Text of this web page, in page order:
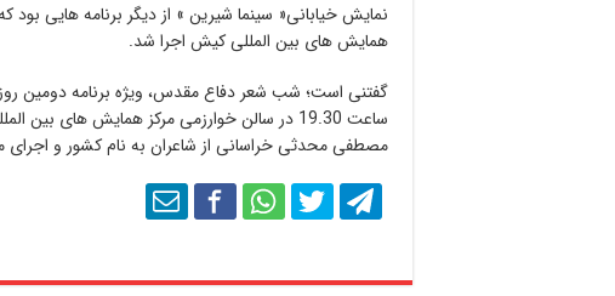
نمایش خیابانی« سینما شیرین » از دیگر برنامه هایی
همایش های بین المللی کیش اجرا شد.
ساعت 19.30 در سالن خوارزمی مرکز همایش های
مصطفی محدثی خراسانی از شاعران به نام کشور و اجرای